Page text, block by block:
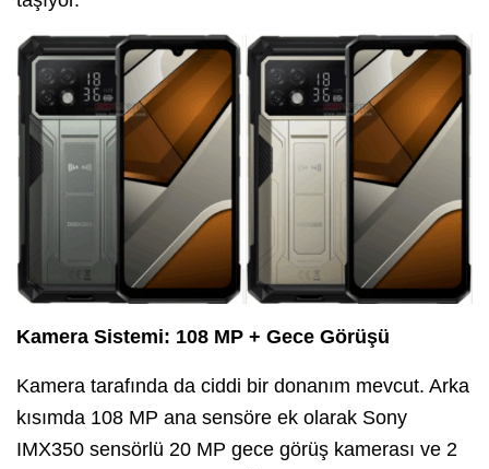
Kamera Sistemi: 108 MP + Gece Görüşü
Kamera tarafında da ciddi bir donanım mevcut. Arka
kısımda 108 MP ana sensöre ek olarak Sony
IMX350 sensörlü 20 MP gece görüş kamerası ve 2